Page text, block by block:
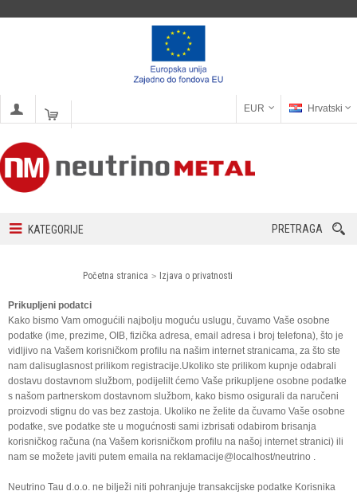
EUR Hrvatski
KATEGORIJE PRETRAGA
Početna stranica Izjava o privatnosti
Prikupljeni podatci
Kako bismo Vam omogućili najbolju moguću uslugu, čuvamo Vaše osobne
podatke (ime, prezime, OIB, fizička adresa, email adresa i broj telefona), što je
vidljivo na Vašem korisničkom profilu na našim internet stranicama, za što ste
nam dalisuglasnost prilikom registracije.Ukoliko ste prilikom kupnje odabrali
dostavu dostavnom službom, podijelilt ćemo Vaše prikupljene osobne podatke
s našom partnerskom dostavnom službom, kako bismo osigurali da naručeni
proizvodi stignu do vas bez zastoja. Ukoliko ne želite da čuvamo Vaše osobne
podatke, sve podatke ste u mogućnosti sami izbrisati odabirom brisanja
korisničkog računa (na Vašem korisničkom profilu na našoj internet stranici) ili
nam se možete javiti putem emaila na reklamacije@localhost/neutrino
Neutrino Tau d.o.o. ne bilježi niti pohranjuje transakcijske podatke Korisnika